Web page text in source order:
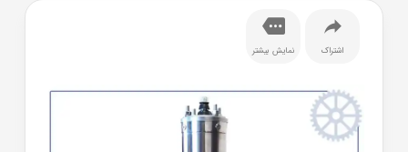
اشتراک نمایش بیشتر